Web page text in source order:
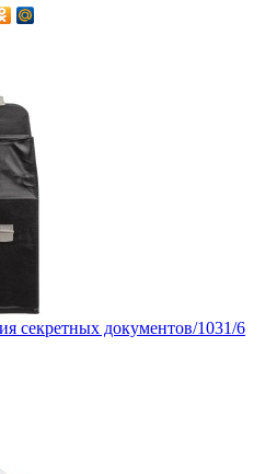
секретных документов/1031/6